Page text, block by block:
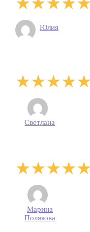
Юлия
Светлана
Марина
Полякова